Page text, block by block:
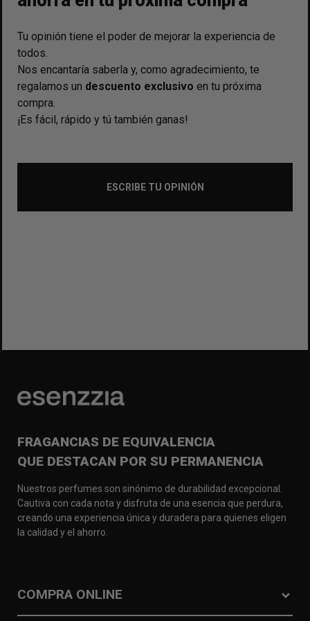
Tu opinión tiene el poder de mejorar la experiencia de
todos.
Nos encantaría saberla y, como agradecimiento, te
regalamos un descuento exclusivo en tu próxima
compra.
¡Es fácil, rápido y tú también ganas!
ESCRIBE TU OPINIÓN
FRAGANCIAS DE EQUIVALENCIA
QUE DESTACAN POR SU PERMANENCIA
Nuestros perfumes son sinónimo de durabilidad excepcional.
Cautiva con cada nota y disfruta de una esencia que perdura,
creando una experiencia única y duradera para quienes eligen
la calidad y el ahorro.
COMPRA ONLINE